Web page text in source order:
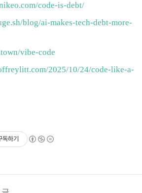
code-is-debt/
blog/ai-makes-tech-debt-more-
vibe-code
2025/10/24/code-like-a-
독하기